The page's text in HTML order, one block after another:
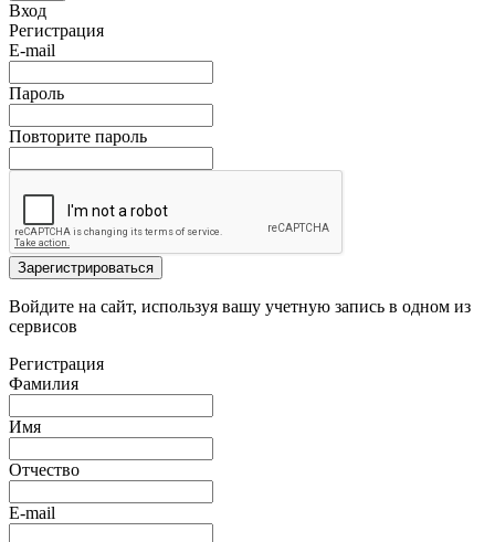
Вход
Регистрация
E-mail
Пароль
Повторите пароль
Зарегистрироваться
Войдите на сайт, используя вашу учетную запись в одном из
сервисов
Регистрация
Фамилия
Имя
Отчество
E-mail